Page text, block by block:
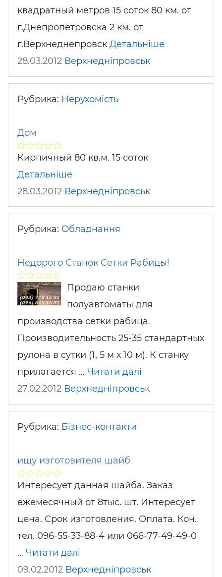
квадратный метров 15 соток 80 км. от
г.Днепропетровска 2 км. от
г.Верхнеднепровск Детальніше
28.03.2012 Верхнедніпровськ
Рубрика: Нерухомість
Дом
Кирпичный 80 кв.м. 15 соток
Детальніше
28.03.2012 Верхнедніпровськ
Рубрика: Обладнання
Недорого Станок Сетки Рабицы!
Продаю станки
полуавтоматы для
производства сетки рабица.
Производительность 25-35 стандартных
рулона в сутки (1, 5 м х 10 м). К станку
прилагается … Читати далі
27.02.2012 Верхнедніпровськ
Рубрика: Бізнес-контакти
ищу изготовителя шайб
Интересует данная шайба. Заказ
ежемесячный от 8тыс. шт. Интересует
цена. Срок изготовления. Оплата. Кон.
тел. 096-55-33-88-4 или 066-77-49-49-0
… Читати далі
09.02.2012 Верхнедніпровськ